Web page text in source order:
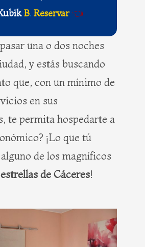
B. Reservar 👈
una o dos noches
y estás buscando
que, con un mínimo de
en sus
te permita hospedarte a
¡Lo que tú
de los magníficos
de Cáceres!